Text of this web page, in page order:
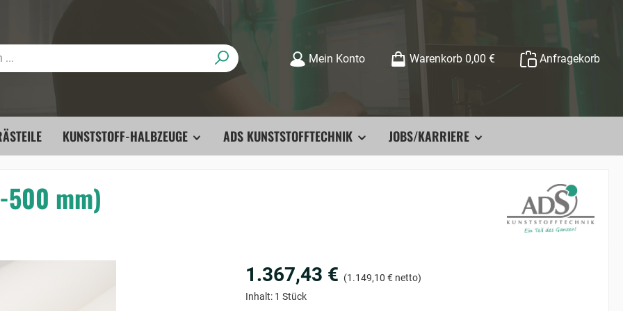
Mein Konto Warenkorb 0,00 € Anfragekorb
KUNSTSTOFF-HALBZEUGE ADS KUNSTSTOFFTECHNIK JOBS/KARRIERE
500 mm)
1.367,43 € (1.149,10 € netto)
Inhalt: 1 Stück